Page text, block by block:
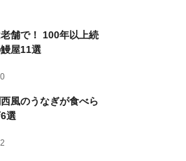
舗で！ 100年以上続
屋11選
風のうなぎが食べら
選